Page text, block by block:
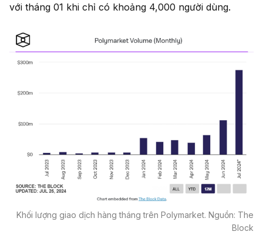
với tháng 01 khi chỉ có khoảng 4,000 người dùng.
Khối lượng giao dịch hàng tháng trên Polymarket. Nguồn: The
Block